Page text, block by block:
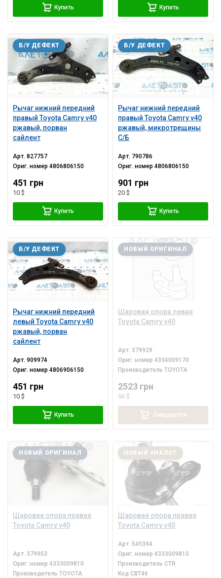
Купить Купить
Рычаг нижний передний
правый Toyota Camry v40
ржавый, порван
сайлент
Б/У ДЕФЕКТ
Арт.827757
Ориг. номер4806806150
451 грн
10 $
Купить
Рычаг нижний передний
правый Toyota Camry v40
ржавый, микротрещины
С/Б
Б/У ДЕФЕКТ
Арт. 790786
Ориг. номер4806806150
901 грн
20 $
Купить
Рычаг нижний передний
левый Toyota Camry v40
ржавый, порван
сайлент
Б/У ДЕФЕКТ
Арт.909974
Ориг. номер4806906150
451 грн
10 $
Купить
Шаровая опора левая
Toyota Camry v40
НОВЫЙ ОРИГИНАЛ
Арт. 379929
Ориг. номер4334009170
ПроизводительTOYOTA
2523 грн
56 $
Ожидается
Шаровая опора правая
Toyota Camry v40
НОВЫЙ ОРИГИНАЛ
Арт. 379953
Ориг. номер4333009810
ПроизводительTOYOTA
Шаровая опора правая
Toyota Camry v40
НОВЫЙ АНАЛОГ
Арт. 545394
Ориг. номер4333009810
Производитель CTR
Код CBT46